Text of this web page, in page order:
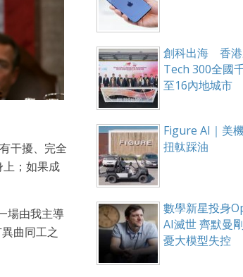
干擾、完全
上；如果成
場由我主導
曲同工之
創科出海 香港
Tech 300全國
至16內地城市
Figure AI｜美
扭軚踩油
數學新星投身
AI滅世 齊默曼
憂大模型失控